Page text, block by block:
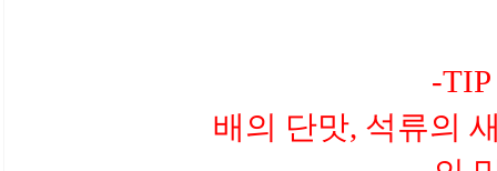
-
배의 단맛, 석류의